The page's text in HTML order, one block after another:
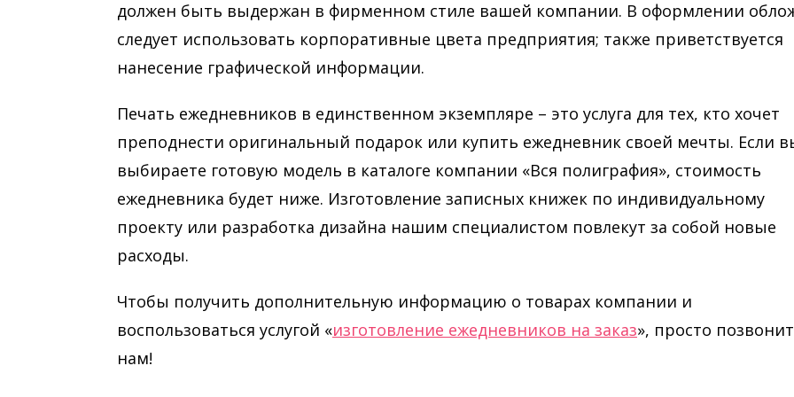
должен быть выдержан в фирменном стиле вашей компании. В оформлении
следует использовать корпоративные цвета предприятия; также приветствуется
нанесение графической информации.
Печать ежедневников в единственном экземпляре – это услуга для тех, кто хочет
преподнести оригинальный подарок или купить ежедневник своей мечты. Если
выбираете готовую модель в каталоге компании «Вся полиграфия», стоимость
ежедневника будет ниже. Изготовление записных книжек по индивидуальному
проекту или разработка дизайна нашим специалистом повлекут за собой новые
расходы.
Чтобы получить дополнительную информацию о товарах компании и
воспользоваться услугой «изготовление ежедневников на заказ», просто
нам!